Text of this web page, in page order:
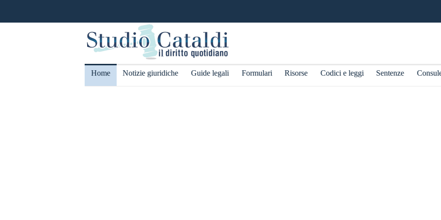
Home Notizie giuridiche Guide legali Formulari Risorse Codici e leggi Sentenze